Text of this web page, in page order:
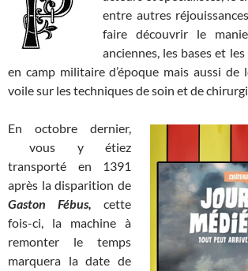
entre autres
faire découvrir le
anciennes, les bases et
en camp militaire d’époque mais aussi de
voile sur les techniques de soin et de
En octobre dernier,
vous y étiez
transporté en 1391
après la disparition de
Gaston Fébus, cette
fois-ci, la machine à
remonter le temps
marquera la date de